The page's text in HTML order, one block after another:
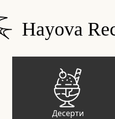
Hayova
Десерти